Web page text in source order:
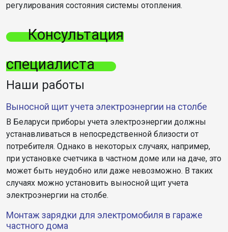
регулирования состояния системы отопления.
Консультация
специалиста
Наши работы
Выносной щит учета электроэнергии на столбе
В Беларуси приборы учета электроэнергии должны
устанавливаться в непосредственной близости от
потребителя. Однако в некоторых случаях, например,
при установке счетчика в частном доме или на даче, это
может быть неудобно или даже невозможно. В таких
случаях можно установить выносной щит учета
электроэнергии на столбе.
Монтаж зарядки для электромобиля в гараже
частного дома